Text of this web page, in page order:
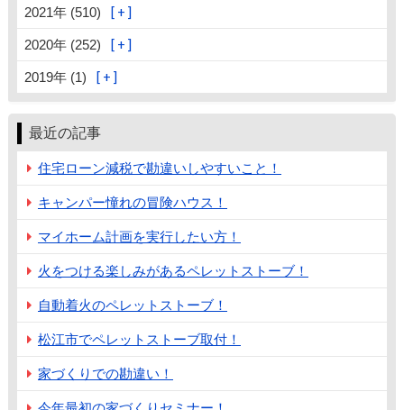
2021年 (510)
2020年 (252)
2019年 (1)
最近の記事
住宅ローン減税で勘違いしやすいこと！
キャンパー憧れの冒険ハウス！
マイホーム計画を実行したい方！
火をつける楽しみがあるペレットストーブ！
自動着火のペレットストーブ！
松江市でペレットストーブ取付！
家づくりでの勘違い！